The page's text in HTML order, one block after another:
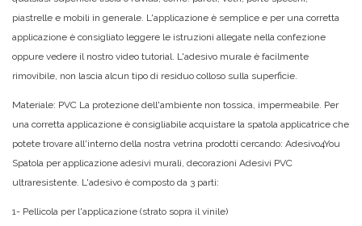
piastrelle e mobili in generale. L'applicazione è semplice e per una corretta
applicazione è consigliato leggere le istruzioni allegate nella confezione
oppure vedere il nostro video tutorial. L'adesivo murale è facilmente
rimovibile, non lascia alcun tipo di residuo colloso sulla superficie.
Materiale: PVC La protezione dell'ambiente non tossica, impermeabile. Per
una corretta applicazione è consigliabile acquistare la spatola applicatrice che
potete trovare all'interno della nostra vetrina prodotti cercando: Adesivo4You
Spatola per applicazione adesivi murali, decorazioni Adesivi PVC
ultraresistente. L'adesivo è composto da 3 parti:
1- Pellicola per l'applicazione (strato sopra il vinile)